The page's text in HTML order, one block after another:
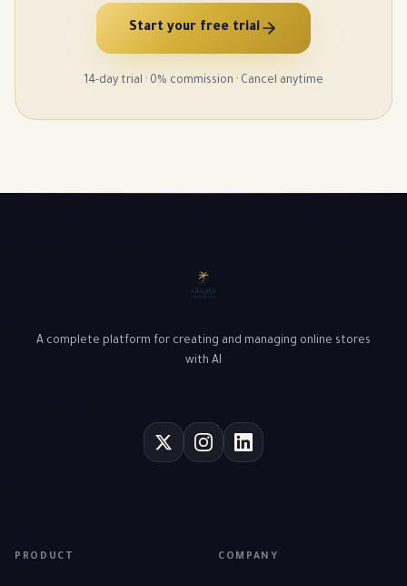
Start your free trial
14-day trial · 0% commission · Cancel anytime
A complete platform for creating and managing online stores
with AI
PRODUCT COMPANY